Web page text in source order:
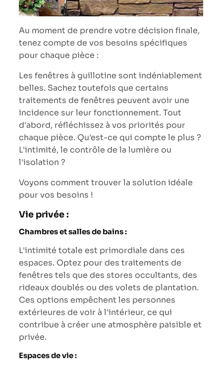
Au moment de prendre votre décision finale,
tenez compte de vos besoins spécifiques
pour chaque pièce :
Les fenêtres à guillotine sont indéniablement
belles. Sachez toutefois que certains
traitements de fenêtres peuvent avoir une
incidence sur leur fonctionnement. Tout
d'abord, réfléchissez à vos priorités pour
chaque pièce. Qu'est-ce qui compte le plus ?
L'intimité, le contrôle de la lumière ou
l'isolation ?
Voyons comment trouver la solution idéale
pour vos besoins !
Vie privée :
Chambres et salles de bains :
L'intimité totale est primordiale dans ces
espaces. Optez pour des traitements de
fenêtres tels que des stores occultants, des
rideaux doublés ou des volets de plantation.
Ces options empêchent les personnes
extérieures de voir à l'intérieur, ce qui
contribue à créer une atmosphère paisible et
privée.
Espaces de vie :